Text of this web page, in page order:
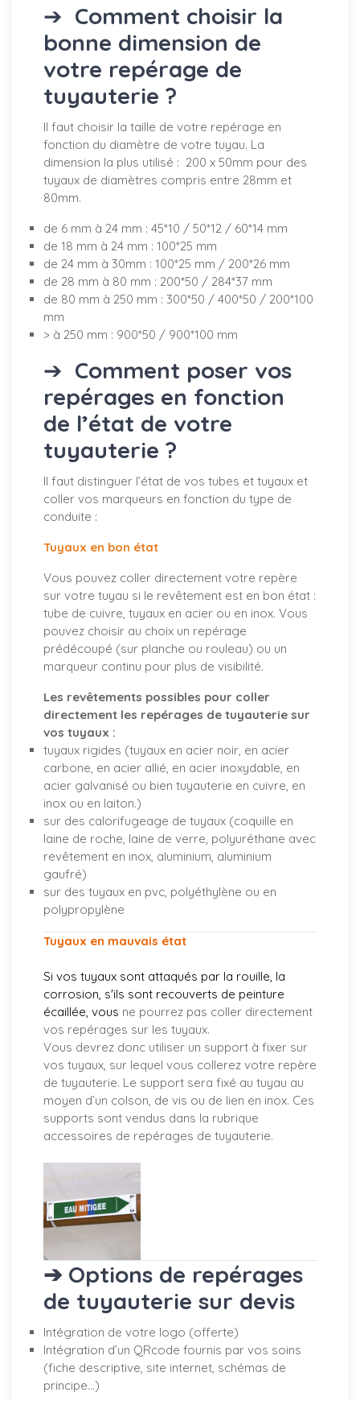
➔ Comment choisir la
bonne dimension de
votre repérage de
tuyauterie ?
Il faut choisir la taille de votre repérage en
fonction du diamètre de votre tuyau. La
dimension la plus utilisé : 200 x 50mm pour des
tuyaux de diamètres compris entre 28mm et
80mm.
de 6 mm à 24 mm : 45*10 / 50*12 / 60*14 mm
de 18 mm à 24 mm : 100*25 mm
de 24 mm à 30mm : 100*25 mm / 200*26 mm
de 28 mm à 80 mm : 200*50 / 284*37 mm
de 80 mm à 250 mm : 300*50 / 400*50 / 200*100
mm
> à 250 mm : 900*50 / 900*100 mm
➔ Comment poser vos
repérages en fonction
de l’état de votre
tuyauterie ?
Il faut distinguer l’état de vos tubes et tuyaux et
coller vos marqueurs en fonction du type de
conduite :
Tuyaux en bon état
Vous pouvez coller directement votre repère
sur votre tuyau si le revêtement est en bon état :
tube de cuivre, tuyaux en acier ou en inox. Vous
pouvez choisir au choix un repérage
prédécoupé (sur planche ou rouleau) ou un
marqueur continu pour plus de visibilité.
Les revêtements possibles pour coller
directement les repérages de tuyauterie sur
vos tuyaux :
tuyaux rigides (tuyaux en acier noir, en acier
carbone, en acier allié, en acier inoxydable, en
acier galvanisé ou bien tuyauterie en cuivre, en
inox ou en laiton.)
sur des calorifugeage de tuyaux (coquille en
laine de roche, laine de verre, polyuréthane avec
revêtement en inox, aluminium, aluminium
gaufré)
sur des tuyaux en pvc, polyéthylène ou en
polypropylène
Tuyaux en mauvais état
Si vos tuyaux sont attaqués par la rouille, la
corrosion, s'ils sont recouverts de peinture
écaillée, vous ne pourrez pas coller directement
vos repérages sur les tuyaux.
Vous devrez donc utiliser un support à fixer sur
vos tuyaux, sur lequel vous collerez votre repère
de tuyauterie. Le support sera fixé au tuyau au
moyen d’un colson, de vis ou de lien en inox. Ces
supports sont vendus dans la rubrique
accessoires de repérages de tuyauterie.
➔ Options de repérages
de tuyauterie sur devis
Intégration de votre logo (offerte)
Intégration d’un QRcode fournis par vos soins
(fiche descriptive, site internet, schémas de
principe…)